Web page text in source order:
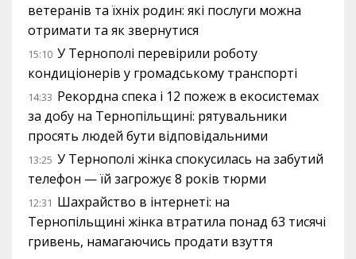
ветеранів та їхніх родин: які послуги можна
отримати та як звернутися
15:10 У Тернополі перевірили роботу
кондиціонерів у громадському транспорті
14:33 Рекордна спека і 12 пожеж в екосистемах
за добу на Тернопільщині: рятувальники
просять людей бути відповідальними
13:25 У Тернополі жінка спокусилась на забутий
телефон — їй загрожує 8 років тюрми
12:31 Шахрайство в інтернеті: на
Тернопільщині жінка втратила понад 63 тисячі
гривень, намагаючись продати взуття